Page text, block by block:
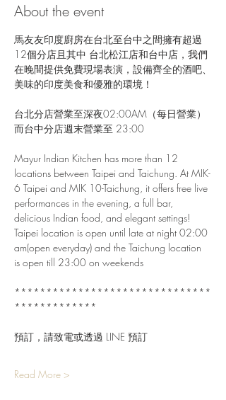
About the event
馬友友印度廚房在台北至台中之間擁有超過
12個分店且其中 台北松江店和台中店，我們
在晚間提供免費現場表演，設備齊全的酒吧、
美味的印度美食和優雅的環境！
台北分店營業至深夜02:00AM（每日營業）
而台中分店週末營業至 23:00
Mayur Indian Kitchen has more than 12
locations between Taipei and Taichung. At MIK-
6 Taipei and MIK 10-Taichung, it offers free live
performances in the evening, a full bar,
delicious Indian food, and elegant settings!
Taipei location is open until late at night 02:00
am(open everyday) and the Taichung location
is open till 23:00 on weekends
*******************************
*************
預訂，請致電或透過 LINE 預訂
Read More >